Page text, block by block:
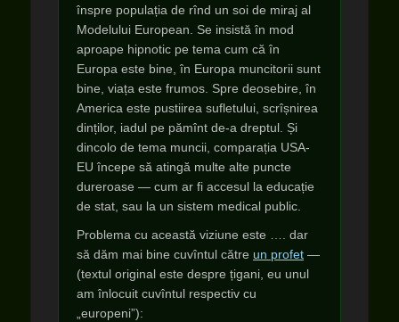
înspre populația de rînd un soi de miraj al
Modelului European. Se insistă în mod
aproape hipnotic pe tema cum că în
Europa este bine, în Europa muncitorii sunt
bine, viața este frumos. Spre deosebire, în
America este pustiirea sufletului, scrîșnirea
dinților, iadul pe pămînt de-a dreptul. Și
dincolo de tema muncii, comparația USA-
EU începe să atingă multe alte puncte
dureroase — cum ar fi accesul la educație
de stat, sau la un sistem medical public.
Problema cu această viziune este …. dar
să dăm mai bine cuvîntul către un profet —
(textul original este despre țigani, eu unul
am înlocuit cuvîntul respectiv cu
„europeni”):